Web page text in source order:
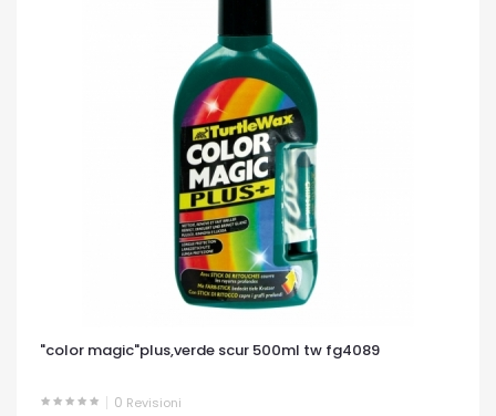
"color magic"plus,verde scur 500ml tw fg4089
0 Revisioni